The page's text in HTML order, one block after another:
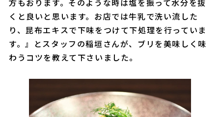
方もおります。そのような時は塩を振って水分を抜
くと良いと思います。お店では牛乳で洗い流した
り、昆布エキスで下味をつけて下処理を行っていま
す。』とスタッフの稲垣さんが、ブリを美味しく味
わうコツを教えて下さいました。